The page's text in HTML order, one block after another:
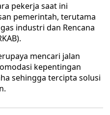
pekerja saat ini
pemerintah, terutama
industri dan Rencana
mencari jalan
kepentingan
sehingga tercipta solusi